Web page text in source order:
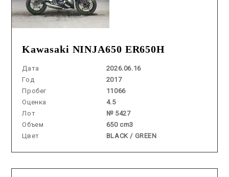
Kawasaki NINJA650 ER650H
Дата
2026.06.16
Год
2017
Пробег
11066
Оценка
4.5
Лот
№ 5427
Объем
650 cm3
Цвет
BLACK / GREEN